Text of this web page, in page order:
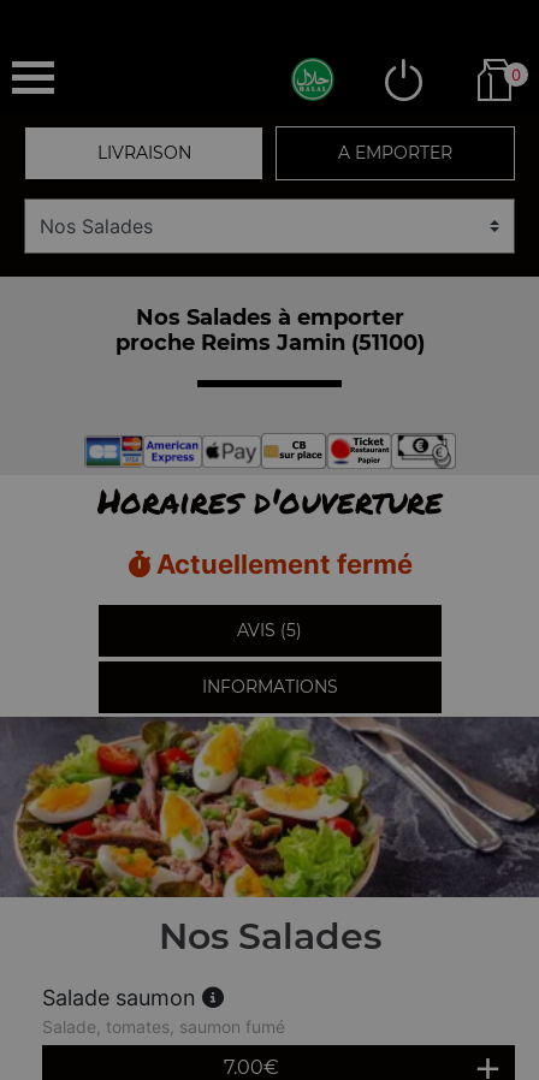
0
LIVRAISON A EMPORTER
Nos Salades à emporter
proche Reims Jamin (51100)
Horaires d'ouverture
Actuellement fermé
AVIS (5)
INFORMATIONS
Nos Salades
Salade saumon
Salade, tomates, saumon fumé
7.00€